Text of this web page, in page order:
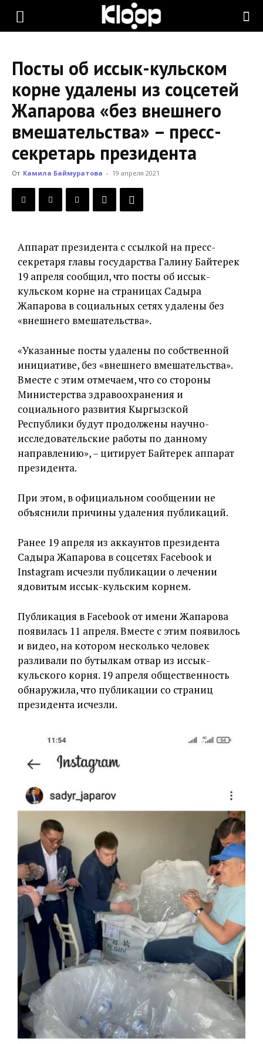
KLOOP.KG
Новости
Кыргызстана
Посты об иссык-кульском
корне удалены из соцсетей
Жапарова «без внешнего
вмешательства» – пресс-
секретарь президента
От Камила Баймуратова - 19 апреля 2021
Аппарат президента с ссылкой на пресс-
секретаря главы государства Галину Байтерек
19 апреля сообщил, что посты об иссык-
кульском корне на страницах Садыра
Жапарова в социальных сетях удалены без
«внешнего вмешательства».
«Указанные посты удалены по собственной
инициативе, без «внешнего вмешательства».
Вместе с этим отмечаем, что со стороны
Министерства здравоохранения и
социального развития Кыргызской
Республики будут продолжены научно-
исследовательские работы по данному
направлению», – цитирует Байтерек аппарат
президента.
При этом, в официальном сообщении не
объяснили причины удаления публикаций.
Ранее 19 апреля из аккаунтов президента
Садыра Жапарова в соцсетях Facebook и
Instagram исчезли публикации о лечении
ядовитым иссык-кульским корнем.
Публикация в Facebook от имени Жапарова
появилась 11 апреля. Вместе с этим появилось
и видео, на котором несколько человек
разливали по бутылкам отвар из иссык-
кульского корня. 19 апреля общественность
обнаружила, что публикации со страниц
президента исчезли.